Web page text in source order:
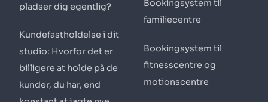
pladser dig egentlig?
Kundefastholdelse i dit
studio: Hvorfor det er
billigere at holde på de
kunder, du har, end
Bookingsystem til
familiecentre
Bookingsystem til
fitnesscentre og
motionscentre